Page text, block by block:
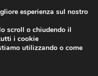
esperienza sul nostro
scroll o chiudendo il
i cookie
utilizzando o come